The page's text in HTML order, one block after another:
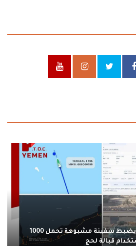
اليمن: خفر السواحل يضبط سفينة مشبوهة تحمل 1000
قبالة لحج